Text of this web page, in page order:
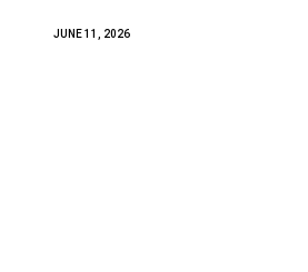
JUNE 11, 2026